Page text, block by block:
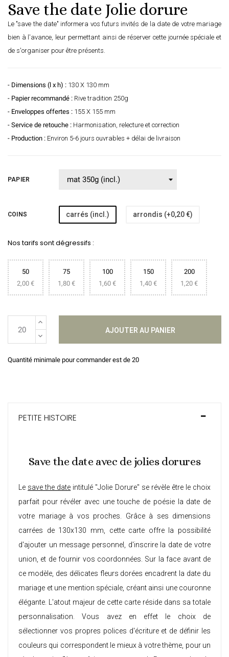
Save the date Jolie dorure
Le "save the date" informera vos futurs invités de la date de votre mariage
bien à l'avance, leur permettant ainsi de réserver cette journée spéciale et
de s'organiser pour être présents.
- Dimensions (l x h) : 130 X 130 mm
- Papier recommandé : Rive tradition 250g
- Enveloppes offertes : 155 X 155 mm
- Service de retouche : Harmonisation, relecture et correction
- Production : Environ 5-6 jours ouvrables + délai de livraison
PAPIER
COINS carrés (incl.) arrondis (+0,20 €)
Nos tarifs sont dégressifs :
50
2,00 €
75
1,80 €
100
1,60 €
150
1,40 €
200
1,20 €
AJOUTER AU PANIER
Quantité minimale pour commander est de 20
PETITE HISTOIRE
Save the date avec de jolies dorures
Le save the date intitulé "Jolie Dorure" se révèle être le choix
parfait pour révéler avec une touche de poésie la date de
votre mariage à vos proches. Grâce à ses dimensions
carrées de 130x130 mm, cette carte offre la possibilité
d'ajouter un message personnel, d'inscrire la date de votre
union, et de fournir vos coordonnées. Sur la face avant de
ce modèle, des délicates fleurs dorées encadrent la date du
mariage et une mention spéciale, créant ainsi une couronne
élégante. L'atout majeur de cette carte réside dans sa totale
personnalisation. Vous avez en effet le choix de
sélectionner vos propres polices d'écriture et de définir les
couleurs qui correspondent le mieux à votre thème, pour un